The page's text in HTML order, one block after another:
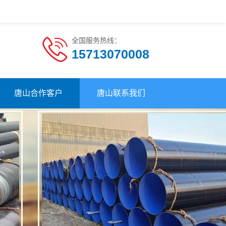
全国服务热线：
15713070008
唐山合作客户 唐山联系我们